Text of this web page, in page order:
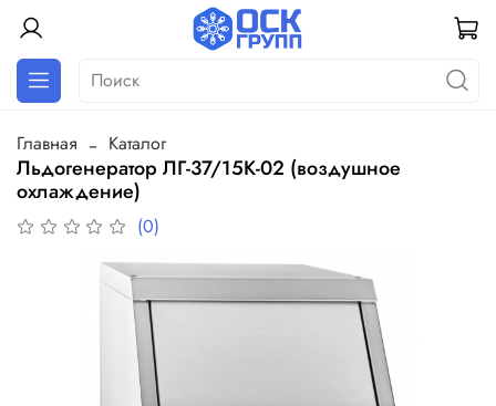
Главная Каталог
Льдогенератор ЛГ-37/15К-02 (воздушное
охлаждение)
(0)